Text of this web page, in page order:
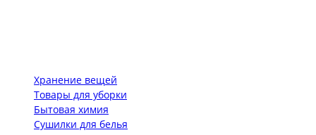
Хранение вещей
Товары для уборки
Бытовая химия
Сушилки для белья